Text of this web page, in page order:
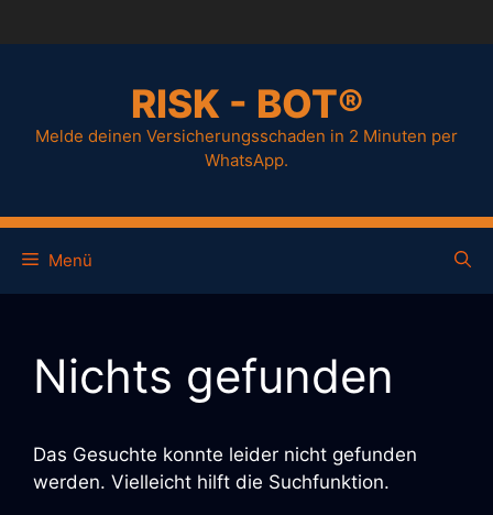
Inhalt
RISK - BOT®
Melde deinen Versicherungsschaden in 2 Minuten per
WhatsApp.
Menü
Nichts gefunden
Das Gesuchte konnte leider nicht gefunden
werden. Vielleicht hilft die Suchfunktion.